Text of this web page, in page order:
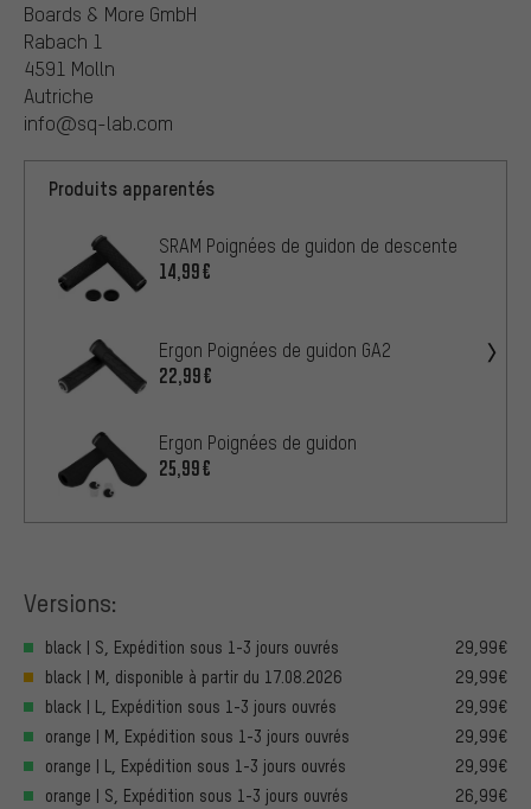
Boards & More GmbH
Rabach 1
4591 Molln
Autriche
info@sq-lab.com
Produits apparentés
SRAM Poignées de guidon de descente
14,99€
Ergon Poignées de guidon GA2
22,99€
Ergon Poignées de guidon
25,99€
Versions:
black | S, Expédition sous 1-3 jours ouvrés
29,99€
black | M, disponible à partir du 17.08.2026
29,99€
black | L, Expédition sous 1-3 jours ouvrés
29,99€
orange | M, Expédition sous 1-3 jours ouvrés
29,99€
orange | L, Expédition sous 1-3 jours ouvrés
29,99€
orange | S, Expédition sous 1-3 jours ouvrés
26,99€